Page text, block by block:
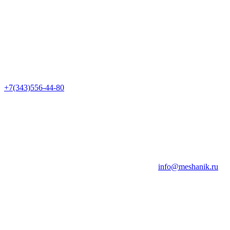
+7(343)556-44-80
info@meshanik.ru